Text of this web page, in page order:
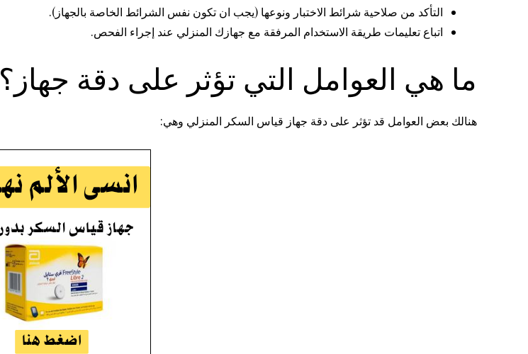
التأكد من صلاحية شرائط الاختبار ونوعها (يجب ان تكون نفس الشرائط الخاصة بالجهاز).
اتباع تعليمات طريقة الاستخدام المرفقة مع جهازك المنزلي عند إجراء الفحص.
ما هي العوامل التي تؤثر على دقة جهاز؟
هنالك بعض العوامل قد تؤثر على دقة جهاز قياس السكر المنزلي وهي: